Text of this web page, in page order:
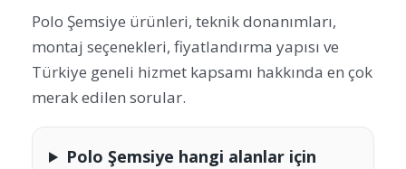
Polo Şemsiye ürünleri, teknik donanımları,
montaj seçenekleri, fiyatlandırma yapısı ve
Türkiye geneli hizmet kapsamı hakkında en çok
merak edilen sorular.
Polo Şemsiye hangi alanlar için